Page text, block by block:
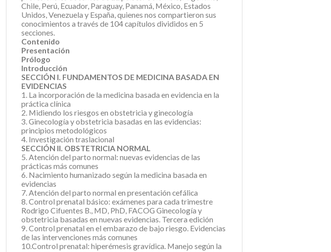
Chile, Perú, Ecuador, Paraguay, Panamá, México, Estados
Unidos, Venezuela y España, quienes nos compartieron sus
conocimientos a través de 104 capítulos divididos en 5
secciones.
Contenido
Presentación
Prólogo
Introducción
SECCIÓN I. FUNDAMENTOS DE MEDICINA BASADA EN
EVIDENCIAS
1. La incorporación de la medicina basada en evidencia en la
práctica clínica
2. Midiendo los riesgos en obstetricia y ginecología
3. Ginecología y obstetricia basadas en las evidencias:
principios metodológicos
4. Investigación traslacional
SECCIÓN II. OBSTETRICIA NORMAL
5. Atención del parto normal: nuevas evidencias de las
prácticas más comunes
6. Nacimiento humanizado según la medicina basada en
evidencias
7. Atención del parto normal en presentación cefálica
8. Control prenatal básico: exámenes para cada trimestre
Rodrigo Cifuentes B., MD, PhD, FACOG Ginecología y
obstetricia basadas en nuevas evidencias. Tercera edición
9. Control prenatal en el embarazo de bajo riesgo. Evidencias
de las intervenciones más comunes
10.Control prenatal: hiperémesis gravídica. Manejo según la